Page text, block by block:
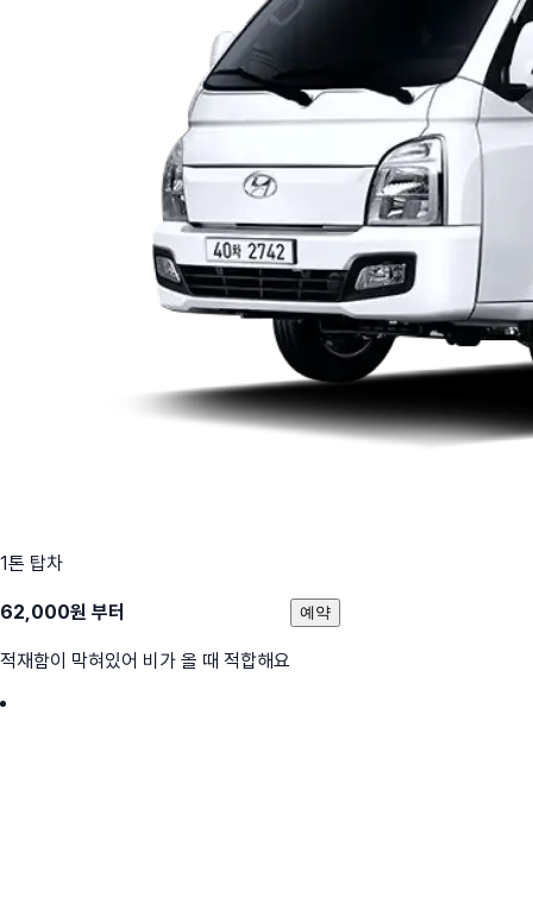
1톤 탑차
62,000원 부터
적재함이 막혀있어 비가 올 때 적합해요
예약